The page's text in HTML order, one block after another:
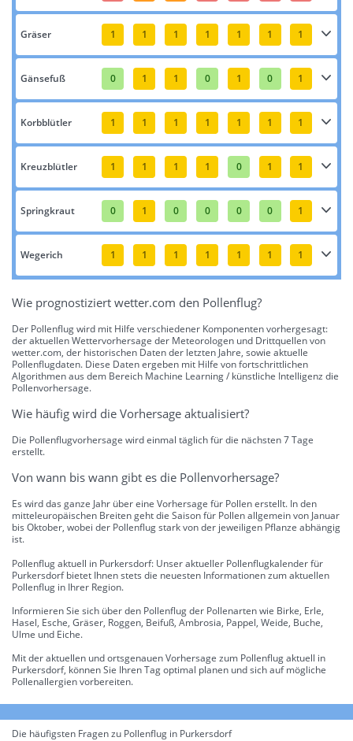
Gräser 1 1 1 1 1 1 1
Gänsefuß 0 1 1 0 1 0 1
Korbblütler 1 1 1 1 1 1 1
Kreuzblütler 1 1 1 1 0 1 1
Springkraut 0 1 0 0 0 0 1
Wegerich 1 1 1 1 1 1 1
Wie prognostiziert wetter.com den Pollenflug?
Der Pollenflug wird mit Hilfe verschiedener Komponenten vorhergesagt:
der aktuellen Wettervorhersage der Meteorologen und Drittquellen von
wetter.com, der historischen Daten der letzten Jahre, sowie aktuelle
Pollenflugdaten. Diese Daten ergeben mit Hilfe von fortschrittlichen
Algorithmen aus dem Bereich Machine Learning / künstliche Intelligenz die
Pollenvorhersage.
Wie häufig wird die Vorhersage aktualisiert?
Die Pollenflugvorhersage wird einmal täglich für die nächsten 7 Tage
erstellt.
Von wann bis wann gibt es die Pollenvorhersage?
Es wird das ganze Jahr über eine Vorhersage für Pollen erstellt. In den
mitteleuropäischen Breiten geht die Saison für Pollen allgemein von Januar
bis Oktober, wobei der Pollenflug stark von der jeweiligen Pflanze abhängig
ist.
Pollenflug aktuell in Purkersdorf: Unser aktueller Pollenflugkalender für
Purkersdorf bietet Ihnen stets die neuesten Informationen zum aktuellen
Pollenflug in Ihrer Region.
Informieren Sie sich über den Pollenflug der Pollenarten wie Birke, Erle,
Hasel, Esche, Gräser, Roggen, Beifuß, Ambrosia, Pappel, Weide, Buche,
Ulme und Eiche.
Mit der aktuellen und ortsgenauen Vorhersage zum Pollenflug aktuell in
Purkersdorf, können Sie Ihren Tag optimal planen und sich auf mögliche
Pollenallergien vorbereiten.
Die häufigsten Fragen zu Pollenflug in Purkersdorf